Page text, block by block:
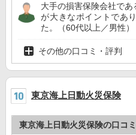
大手の損害保険会社で
が大きなポイントであ
た。（60代以上／男性）
その他の口コミ・評判
東京海上日動火災保険
東京海上日動火災保険の口コ